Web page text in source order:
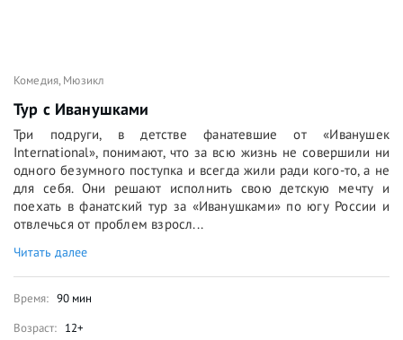
Комедия,Мюзикл
Тур с Иванушками
Три подруги, в детстве фанатевшие от «Иванушек
International», понимают, что за всю жизнь не совершили ни
одного безумного поступка и всегда жили ради кого-то, а не
для себя. Они решают исполнить свою детскую мечту и
поехать в фанатский тур за «Иванушками» по югу России и
отвлечься от проблем взросл...
Читать далее
Время: 90 мин
Возраст: 12+